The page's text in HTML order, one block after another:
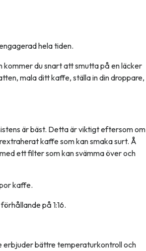
hela tiden.
kommer du snart att smutta på en läcker
mala ditt kaffe, ställa in din droppare,
är bäst. Detta är viktigt eftersom om
kaffe som kan smaka surt. Å
ett filter som kan svämma över och
kaffe.
på 1:16.
erbjuder bättre temperaturkontroll och